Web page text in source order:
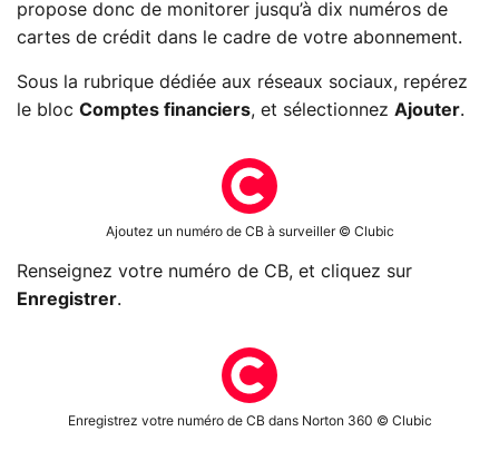
propose donc de monitorer jusqu’à dix numéros de
cartes de crédit dans le cadre de votre abonnement.
Sous la rubrique dédiée aux réseaux sociaux, repérez
le bloc Comptes financiers, et sélectionnez Ajouter.
Ajoutez un numéro de CB à surveiller © Clubic
Renseignez votre numéro de CB, et cliquez sur
Enregistrer.
Enregistrez votre numéro de CB dans Norton 360 © Clubic